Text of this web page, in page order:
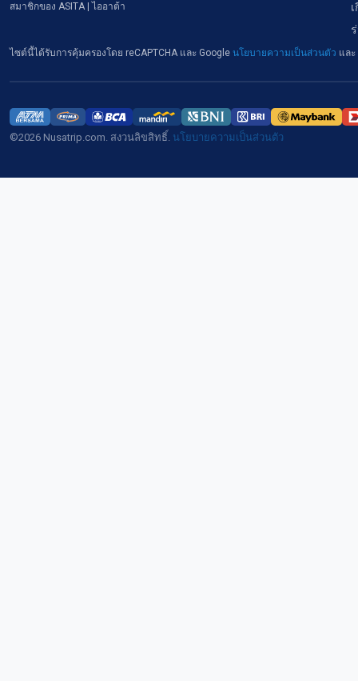
สมาชิกของ ASITA | ไออาต้า
ไซต์นี้ได้รับการคุ้มครองโดย reCAPTCHA และ Google นโยบายความเป็นส่วนตัว และ
©2026 Nusatrip.com. สงวนลิขสิทธิ์. นโยบายความเป็นส่วนตัว